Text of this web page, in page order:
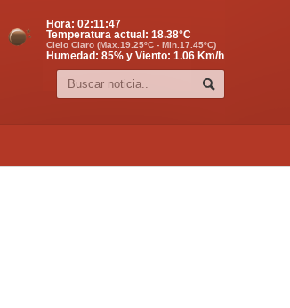
Hora: 02:11:48
Temperatura actual: 18.38°C
Cielo Claro (Max.19.25ºC - Min.17.45ºC)
Humedad: 85% y Viento: 1.06 Km/h